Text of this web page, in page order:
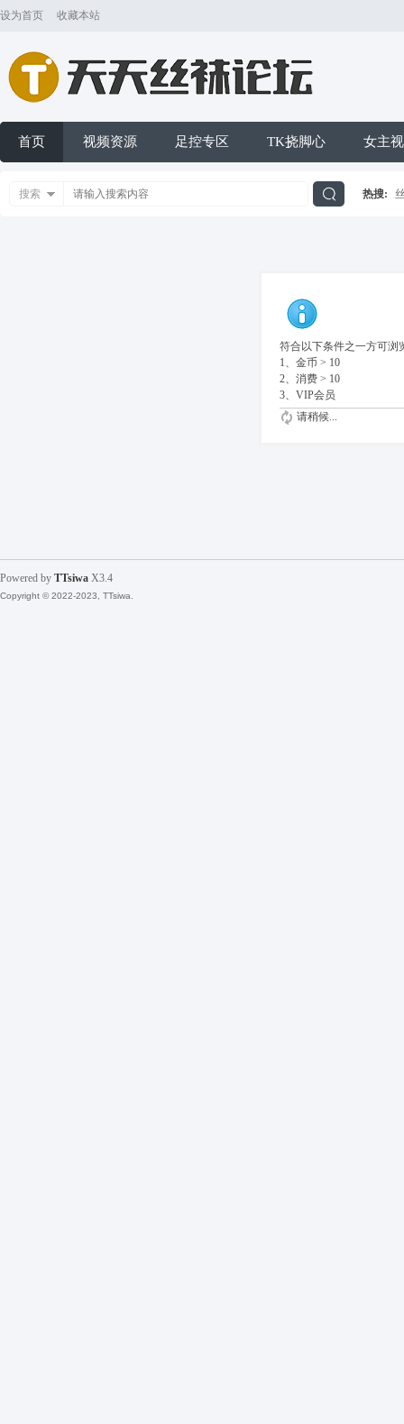
设为首页 收藏本站
首页 视频资源 足控专区 TK挠脚心 女主
搜索 热搜:
符合以下条件之一方可浏
1、金币 > 10
2、消费 > 10
3、VIP会员
请稍候...
Powered by TTsiwa X3.4
Copyright © 2022-2023, TTsiwa.